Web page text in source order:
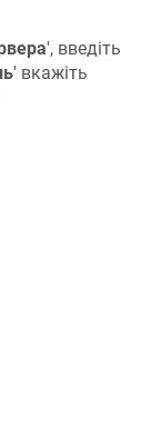
', введіть
' вкажіть